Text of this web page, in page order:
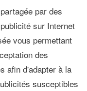
par des
sur Internet
vous permettant
des
afin d'adapter à la
susceptibles